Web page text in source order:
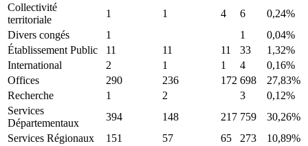
Collectivité
territoriale
1 1 4 6
0,24%
Divers congés
1 1
0,04%
Établissement Public
11 11 11 33
1,32%
International
2 1 1 4
0,16%
Offices
290 236 172 698
27,83%
Recherche
1 2 3
0,12%
Services
Départementaux
394 148 217 759
30,26%
Services Régionaux
151 57 65 273
10,89%